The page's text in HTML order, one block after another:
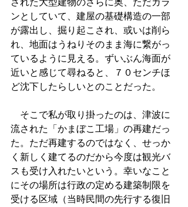
ンとしていて、建屋の基礎構造の一部
が露出し、掘り起こされ、或いは削ら
れ、地面はうねりそのまま海に繋がっ
ているように見える。ずいぶん海面が
近いと感じて尋ねると、７０センチほ
ど沈下したらしいとのことだった。
そこで私が取り掛ったのは、津波に
流された「かまぼこ工場」の再建だっ
た。ただ再建するのではなく、せっか
く新しく建てるのだから今度は観光バ
スも受け入れたいという。幸いなこと
にその場所は行政の定める建築制限を
受ける区域（当時民間の先行する復旧